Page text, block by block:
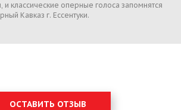
классические оперные голоса запомнятся
Кавказ г. Ессентуки.
ОСТАВИТЬ ОТЗЫВ